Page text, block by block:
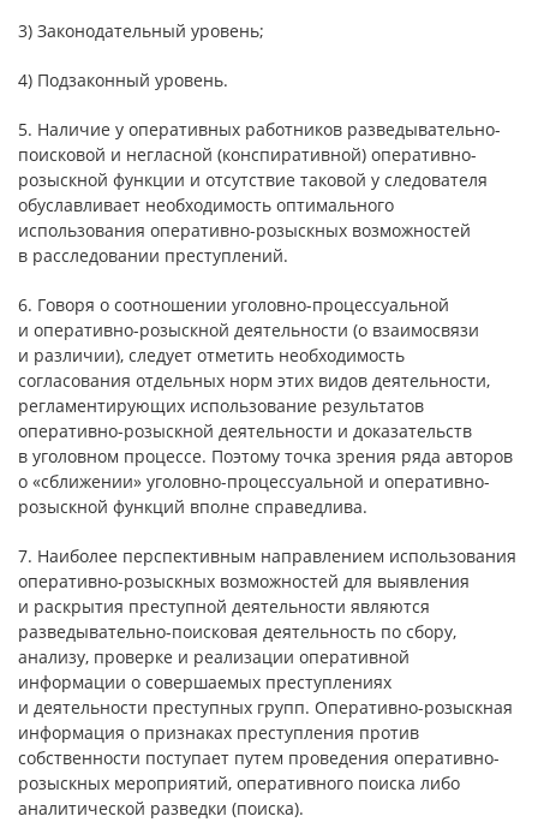
3) Законодательный уровень;
4) Подзаконный уровень.
5. Наличие у оперативных работников разведывательно-
поисковой и негласной (конспиративной) оперативно-
розыскной функции и отсутствие таковой у следователя
обуславливает необходимость оптимального
использования оперативно-розыскных возможностей
в расследовании преступлений.
6. Говоря о соотношении уголовно-процессуальной
и оперативно-розыскной деятельности (о взаимосвязи
и различии), следует отметить необходимость
согласования отдельных норм этих видов деятельности,
регламентирующих использование результатов
оперативно-розыскной деятельности и доказательств
в уголовном процессе. Поэтому точка зрения ряда авторов
о «сближении» уголовно-процессуальной и оперативно-
розыскной функций вполне справедлива.
7. Наиболее перспективным направлением использования
оперативно-розыскных возможностей для выявления
и раскрытия преступной деятельности являются
разведывательно-поисковая деятельность по сбору,
анализу, проверке и реализации оперативной
информации о совершаемых преступлениях
и деятельности преступных групп. Оперативно-розыскная
информация о признаках преступления против
собственности поступает путем проведения оперативно-
розыскных мероприятий, оперативного поиска либо
аналитической разведки (поиска).